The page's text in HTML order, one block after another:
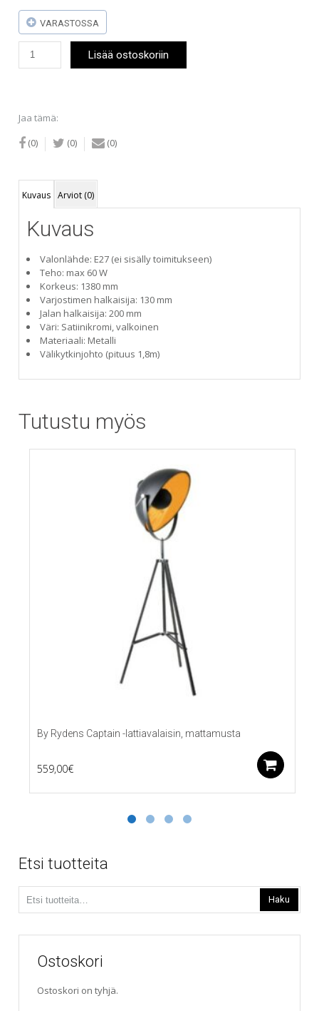
VARASTOSSA
Tilda
Lisää ostoskoriin
Jaa tämä:
(0) (0) (0)
Kuvaus Arviot (0)
Kuvaus
Valonlähde: E27 (ei sisälly toimitukseen)
Teho: max 60 W
Korkeus: 1380 mm
Varjostimen halkaisija: 130 mm
Jalan halkaisija: 200 mm
Väri: Satiinikromi, valkoinen
Materiaali: Metalli
Välikytkinjohto (pituus 1,8m)
Tutustu myös
By Rydens Captain -lattiavalaisin, mattamusta
559,00€
Etsi tuotteita
Haku
Ostoskori
Ostoskori on tyhjä.